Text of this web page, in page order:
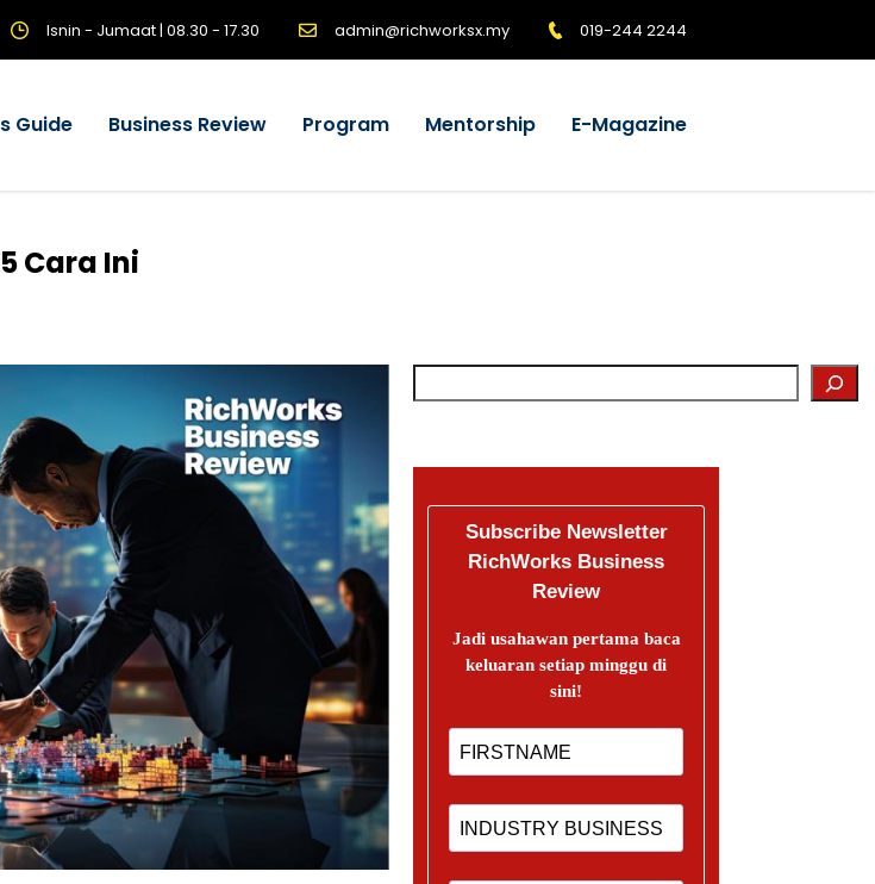
Isnin - Jumaat | 08.30 - 17.30 admin@richworksx.my 019-244 2244
Guide Business Review Program Mentorship E-Magazine
Cara Ini
Subscribe Newsletter
RichWorks Business
Review
Jadi usahawan pertama baca
keluaran setiap minggu di
sini!